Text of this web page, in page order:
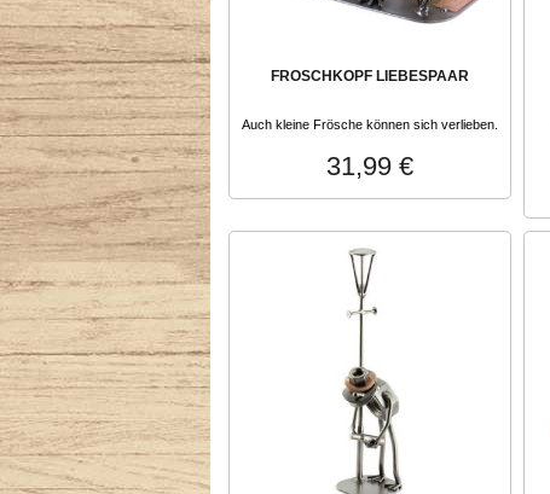
FROSCHKOPF LIEBESPAAR
Auch kleine Frösche können sich verlieben.
31,99 €